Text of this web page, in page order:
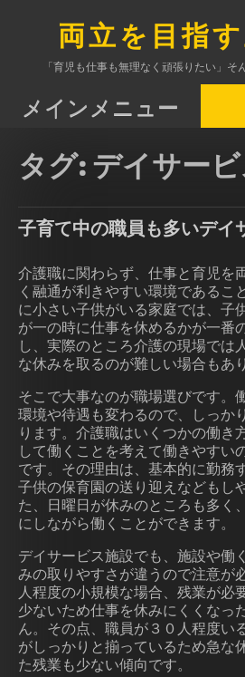
両立を目指
「育児も仕事も無理なく頑張りたい」そ
メインメニュー
タグ: デイサービ
子育て中の職員も多いデイ
介護職に関わらず、仕事と育児を
く融通が利きやすい環境であるこ
に小さい子供がいる家庭では、子
が一の時に仕事を休めるかが一番
し、実際のところ介護の現場では
な休みを取るのが難しい場合もあ
そこで大事なのが職場選びです。
環境や待遇も変わるので、しっか
ります。介護職はいくつかの働き
して働くことを考えて働きやすい
です。その理由は、基本的に勤務
子供の保育園の送り迎えなどもし
た、日曜日が休みのところも多く
にしながら働くことができます。
デイサービス施設でも、施設や働
みの取りやすさが違うので注意が
人程度の小規模な場合、残業が必
少ないため仕事を休みにくくなっ
ん。その点、職員が３０人程度い
がしっかりと揃っているため急な
た残業も少ない傾向です。